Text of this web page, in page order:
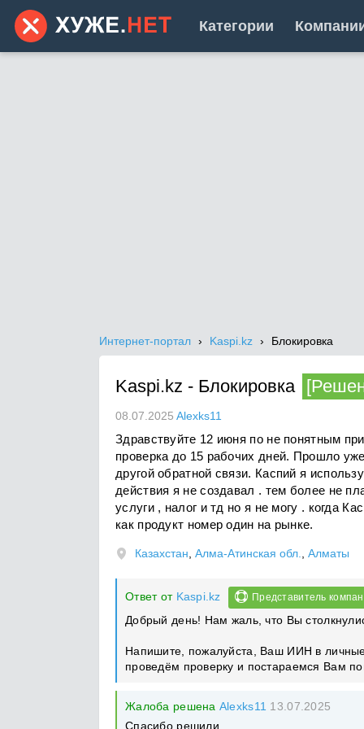
Категории
Интернет-портал Kaspi.kz Блокировка
Kaspi.kz - Блокировка
08.07.2025 Alexks11
Здравствуйте 12 июня по не понятным
проверка до 15 рабочих дней. Прошло
другой обратной связи. Каспий я
действия я не создавал . тем более не
услуги , налог и тд но я не могу . когда
как продукт номер один на рынке.
Казахстан Алма-Атинская обл. Алматы
Ответ от Kaspi.kz Представитель
Добрый день! Нам жаль, что Вы
Напишите, пожалуйста, Ваш ИИН в
проведём проверку и постараемся Вам
Жалоба решена Alexks11 13.07.2025
Спасибо решили.